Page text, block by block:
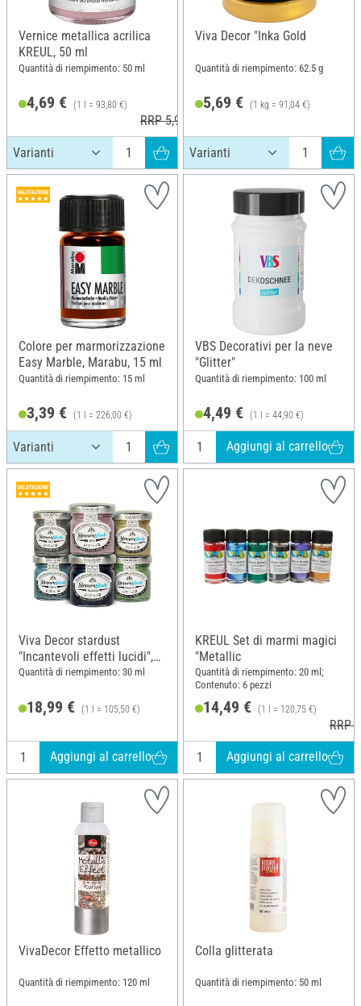
Vernice metallica acrilica
KREUL, 50 ml
Quantità di riempimento: 50 ml
4,69 € (1 l = 93,80 €)
RRP 5,99 €
Viva Decor "Inka Gold
Quantità di riempimento: 62.5 g
5,69 € (1 kg = 91,04 €)
Colore per marmorizzazione
Easy Marble, Marabu, 15 ml
Quantità di riempimento: 15 ml
3,39 € (1 l = 226,00 €)
VBS Decorativi per la neve
"Glitter"
Quantità di riempimento: 100 ml
4,49 € (1 l = 44,90 €)
Aggiungi al carrello
Viva Decor stardust
"Incantevoli effetti lucidi",
set da 6
Quantità di riempimento: 30 ml
18,99 € (1 l = 105,50 €)
Aggiungi al carrello
KREUL Set di marmi magici
"Metallic
Quantità di riempimento: 20 ml;
Contenuto: 6 pezzi
14,49 € (1 l = 120,75 €)
RRP
Aggiungi al carrello
VivaDecor Effetto metallico
Quantità di riempimento: 120 ml
Colla glitterata
Quantità di riempimento: 50 ml